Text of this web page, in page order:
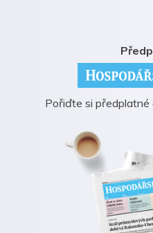
Pořiďte si předplatné